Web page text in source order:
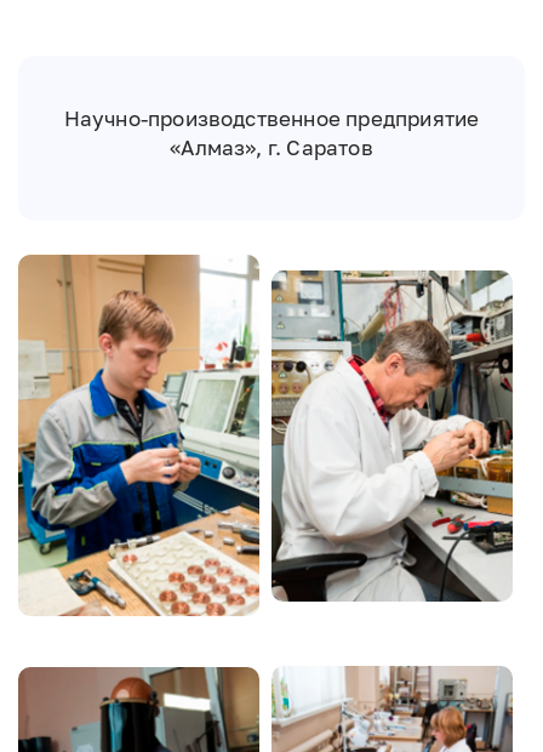
Научно-производственное предприятие
«Алмаз», г. Саратов
Image
Image
Image Image